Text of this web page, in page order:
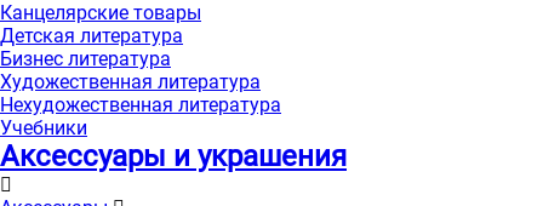
Канцелярские товары
Детская литература
Бизнес литература
Художественная литература
Нехудожественная литература
Учебники
Аксессуары и украшения